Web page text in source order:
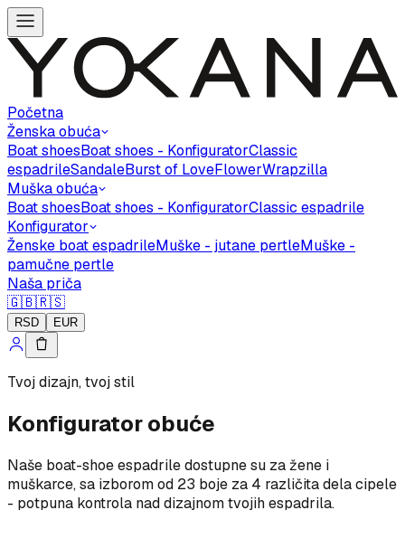
Početna
Ženska obuća
Boat shoesBoat shoes - KonfiguratorClassic
espadrileSandaleBurst of LoveFlowerWrapzilla
Muška obuća
Boat shoesBoat shoes - KonfiguratorClassic espadrile
Konfigurator
Ženske boat espadrileMuške - jutane pertleMuške -
pamučne pertle
Naša priča
🇬🇧🇷🇸
RSD EUR
Tvoj dizajn, tvoj stil
Konfigurator obuće
Naše boat-shoe espadrile dostupne su za žene i
muškarce, sa izborom od 23 boje za 4 različita dela cipele
- potpuna kontrola nad dizajnom tvojih espadrila.